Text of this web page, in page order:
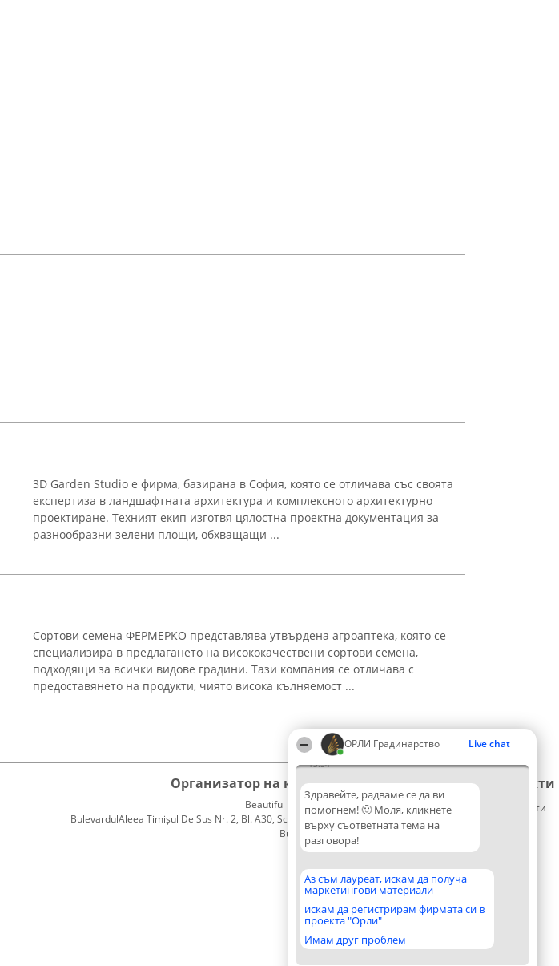
ОРЛИ Градинарство Live chat
13:54
Здравейте, радваме се да ви
помогнем! 🙂 Моля, кликнете
върху съответната тема на
разговора!
Аз съм лауреат, искам да получа
маркетингови материали
искам да регистрирам фирмата си в
проекта "Орли"
Имам друг проблем
3D Garden Studio е фирма, базирана в София, която се отличава със своята
експертиза в ландшафтната архитектура и комплексното архитектурно
проектиране. Техният екип изготвя цялостна проектна документация за
разнообразни зелени площи, обхващащи ...
Сортови семена ФЕРМЕРКО представлява утвърдена агроаптека, която се
специализира в предлагането на висококачествени сортови семена,
подходящи за всички видове градини. Тази компания се отличава с
предоставянето на продукти, чиято висока кълняемост ...
Организатор на класиране
Beautiful Company S.R.L.
BulevardulAleea Timișul De Sus Nr. 2, Bl. A30, Sc. A, Et. 4, Ap. 13
București 53-238
CUI 36737675
Класация
Победители
Списък
на
Правила
Статут/
Устав
Политика
поверителност
Контакти
Контакти